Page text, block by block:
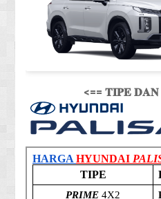
<== 𝐓𝐈𝐏𝐄